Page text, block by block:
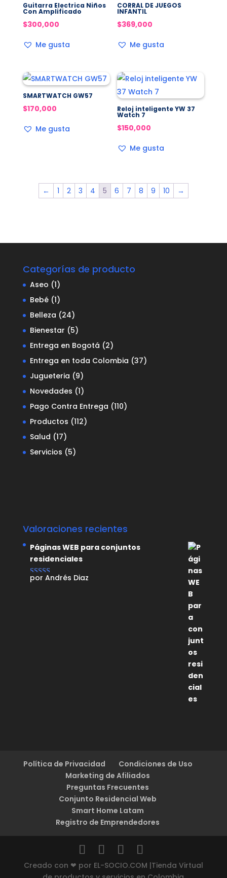
Guitarra Electrica Niños
Con Amplificado
$300,000
Me gusta
CORRAL DE JUEGOS
INFANTIL
$369,000
Me gusta
SMARTWATCH GW57
$170,000
Me gusta
Reloj inteligente YW 37
Watch 7
$150,000
Me gusta
← 1 2 3 4 5 6 7 8 9 10 →
Categorías de producto
Aseo (1)
Bebé (1)
Belleza (24)
Bienestar (5)
Entrega en Bogotá (2)
Entrega en toda Colombia (37)
Jugueteria (9)
Novedades (1)
Pago Contra Entrega (110)
Productos (112)
Salud (17)
Servicios (5)
Valoraciones recientes
Páginas WEB para conjuntos
residenciales
Valorado con
por Andrés Diaz
Política de Privacidad
Condiciones de Uso
Marketing de Afiliados
Preguntas Frecuentes
Conjunto Residencial Web
Smart Home Latam
Registro de Emprendedores
Creado con ❤ por EL-SOCIO.COM |Tienda Virtual